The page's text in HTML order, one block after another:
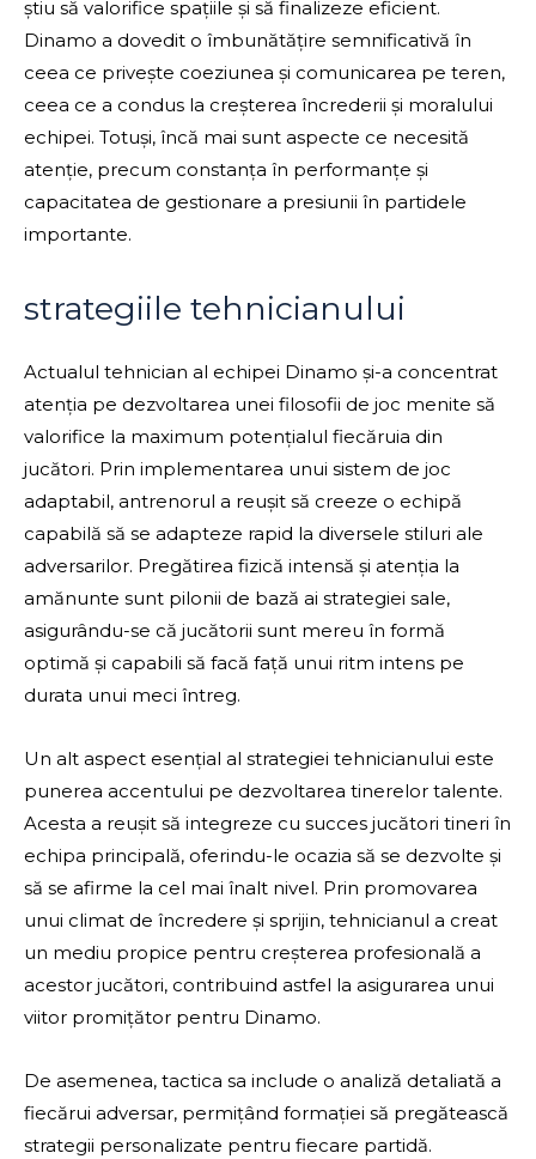
știu să valorifice spațiile și să finalizeze eficient.
Dinamo a dovedit o îmbunătățire semnificativă în
ceea ce privește coeziunea și comunicarea pe teren,
ceea ce a condus la creșterea încrederii și moralului
echipei. Totuși, încă mai sunt aspecte ce necesită
atenție, precum constanța în performanțe și
capacitatea de gestionare a presiunii în partidele
importante.
strategiile tehnicianului
Actualul tehnician al echipei Dinamo și-a concentrat
atenția pe dezvoltarea unei filosofii de joc menite să
valorifice la maximum potențialul fiecăruia din
jucători. Prin implementarea unui sistem de joc
adaptabil, antrenorul a reușit să creeze o echipă
capabilă să se adapteze rapid la diversele stiluri ale
adversarilor. Pregătirea fizică intensă și atenția la
amănunte sunt pilonii de bază ai strategiei sale,
asigurându-se că jucătorii sunt mereu în formă
optimă și capabili să facă față unui ritm intens pe
durata unui meci întreg.
Un alt aspect esențial al strategiei tehnicianului este
punerea accentului pe dezvoltarea tinerelor talente.
Acesta a reușit să integreze cu succes jucători tineri în
echipa principală, oferindu-le ocazia să se dezvolte și
să se afirme la cel mai înalt nivel. Prin promovarea
unui climat de încredere și sprijin, tehnicianul a creat
un mediu propice pentru creșterea profesională a
acestor jucători, contribuind astfel la asigurarea unui
viitor promițător pentru Dinamo.
De asemenea, tactica sa include o analiză detaliată a
fiecărui adversar, permițând formației să pregătească
strategii personalizate pentru fiecare partidă.